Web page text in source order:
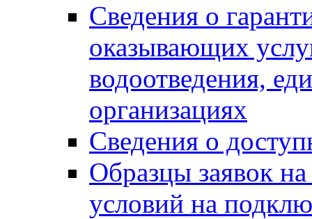
Сведения о
оказывающих
водоотведения,
организациях
Сведения о
Образцы заявок
условий на